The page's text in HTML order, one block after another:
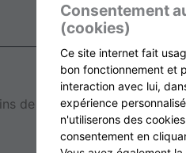
Envoyer la
de suivi selon les
Consentement
(cookies)
Ce site internet fait
bon fonctionnement et
interaction avec lui,
expérience
n'utiliserons des
consentement en